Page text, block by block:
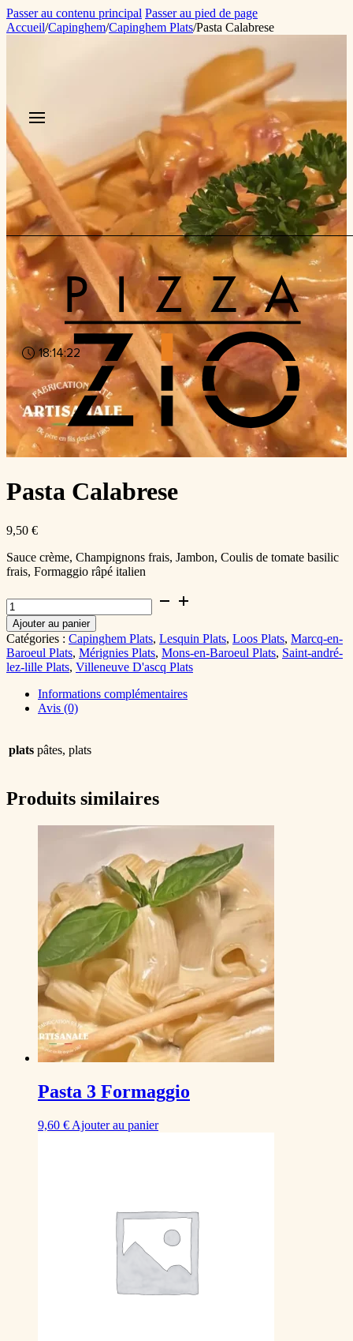
Passer au contenu principal Passer au pied de page
18:14:22
Accueil/Capinghem/Capinghem Plats/Pasta Calabrese
Pasta Calabrese
9,50 €
Sauce crème, Champignons frais, Jambon, Coulis de tomate basilic
frais, Formaggio râpé italien
quantité
de
Pasta
Calabrese
Ajouter au panier
Catégories : Capinghem Plats, Lesquin Plats, Loos Plats, Marcq-en-
Baroeul Plats, Mérignies Plats, Mons-en-Baroeul Plats, Saint-andré-
lez-lille Plats, Villeneuve D'ascq Plats
Informations complémentaires
Avis (0)
plats pâtes, plats
Produits similaires
Pasta 3 Formaggio
9,60 € Ajouter au panier